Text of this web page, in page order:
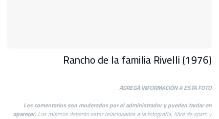
Rancho de la familia Rivelli (1976)
AGREGÁ INFORMACIÓN A ESTA FOTO
Los comentarios son moderados por el administrador y pueden tardar en
aparecer.Los mismos deberán estar relacionados a la fotografía, libre de spam y